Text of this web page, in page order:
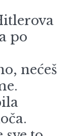
po
nećeš